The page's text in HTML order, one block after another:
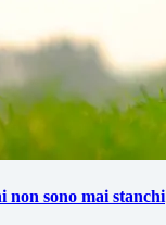
non sono mai stanchi